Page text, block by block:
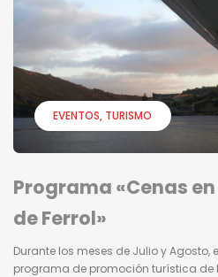
EVENTOS TURISMO
Programa «Cenas
de Ferrol»
Durante los meses de Julio y Agosto,
programa de promoción turística de